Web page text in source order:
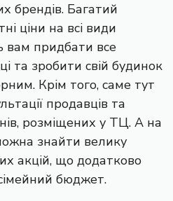
брендів. Багатий
ціни на всі види
вам придбати все
та зробити свій будинок
Крім того, саме тут
продавців та
розміщених у ТЦ. А на
знайти велику
акцій, що додатково
бюджет.